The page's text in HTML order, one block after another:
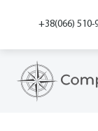
+38(066) 510-